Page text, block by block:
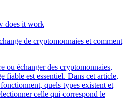
de cryptomonnaies et comment
ou échanger des cryptomonnaies,
fiable est essentiel. Dans cet article,
quels types existent et
celle qui correspond le